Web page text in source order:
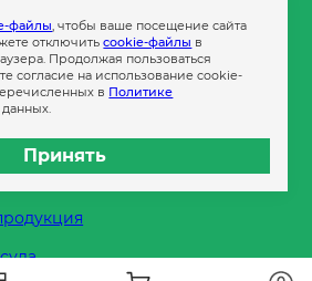
файлы, чтобы ваше посещение сайта
отключитьcookie-файлы в
Продолжая пользоваться
согласие на использование cookie-
в Политике
данных.
Принять